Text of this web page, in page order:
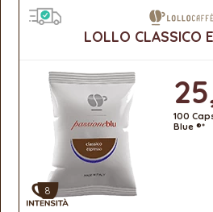
LOLLO CLASSICO
8
100
Blue ®*